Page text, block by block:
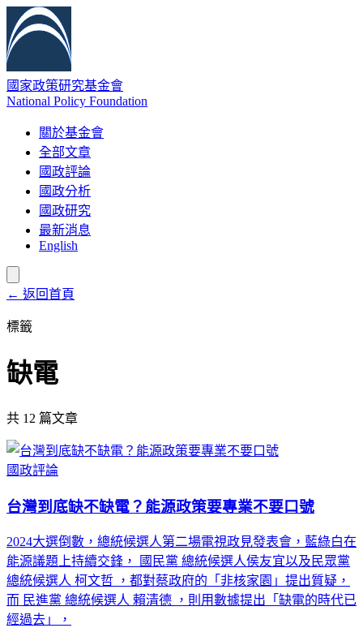
國家政策研究基金會
National Policy Foundation
關於基金會
全部文章
國政評論
國政分析
國政研究
最新消息
English
← 返回首頁
標籤
缺電
共 12 篇文章
國政評論
台灣到底缺不缺電？能源政策要專業不要口號
2024大選倒數，總統候選人第二場電視政見發表會，藍綠白在
能源議題上持續交鋒， 國民黨 總統候選人侯友宜以及民眾黨
總統候選人 柯文哲 ，都對蔡政府的「非核家園」提出質疑，
而 民進黨 總統候選人 賴清德 ，則用數據提出「缺電的時代已
經過去」，